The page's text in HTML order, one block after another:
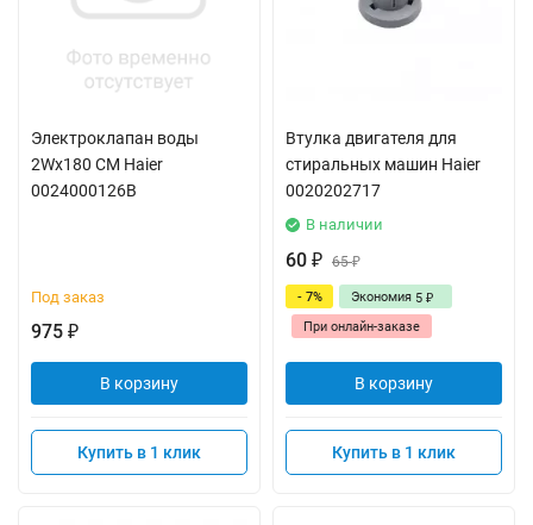
Электроклапан воды
2Wx180 СМ Haier
0024000126B
Под заказ
975 ₽
В корзину
Купить в 1 клик
Втулка двигателя для
стиральных машин Haier
0020202717
В наличии
60 ₽ 65₽
- 7% Экономия 5 ₽
При онлайн-заказе
В корзину
Купить в 1 клик